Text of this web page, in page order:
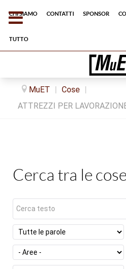
Chi siamo Contatti Sponsor
tutto
MuET | Cose |
ATTREZZI PER
Cerca tra le cose